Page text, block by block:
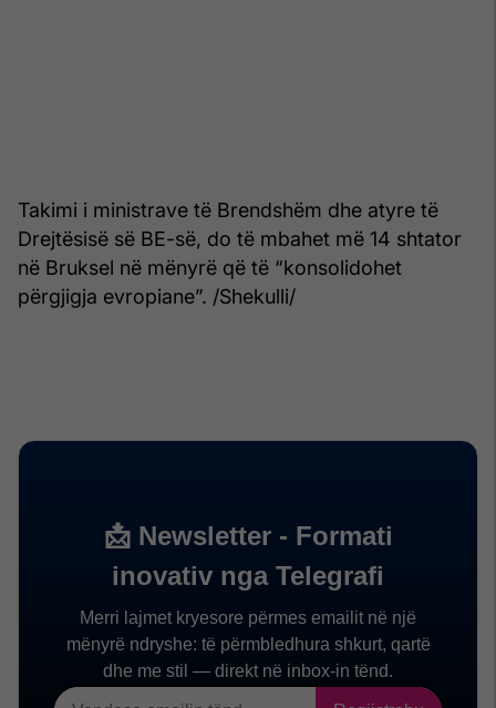
Takimi i ministrave të Brendshëm dhe atyre të
Drejtësisë së BE-së, do të mbahet më 14 shtator
në Bruksel në mënyrë që të “konsolidohet
përgjigja evropiane”. /Shekulli/